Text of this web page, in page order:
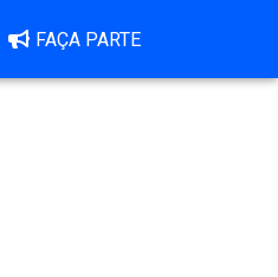
FAÇA PARTE